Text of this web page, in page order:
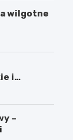
wilgotne
i
–